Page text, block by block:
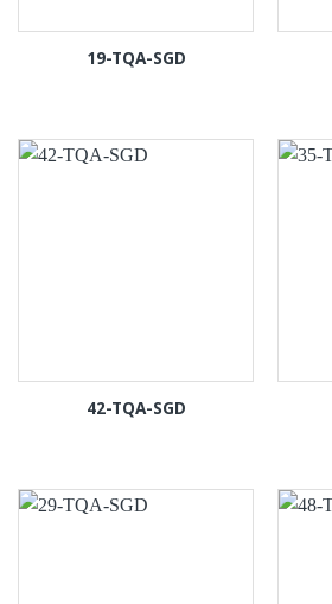
19-TQA-SGD
42-TQA-SGD